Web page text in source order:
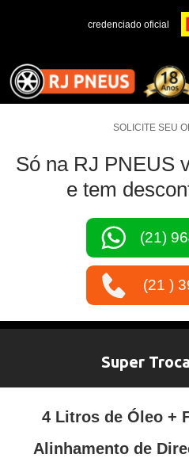
credenciado oficial
SOLICITE SEU
Só na RJ PNEUS
e tem
(21)
(21 )
Super
4 Litros de Óleo +
Alinhamento de